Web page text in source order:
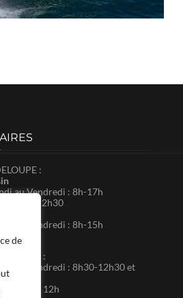
de
:
au Vendredi : 8h-17h
: 8h30-12h30
au Vendredi : 8h-15h
MARTIN :
au Vendredi : 8h30-12h30 et
: 9h – 12h